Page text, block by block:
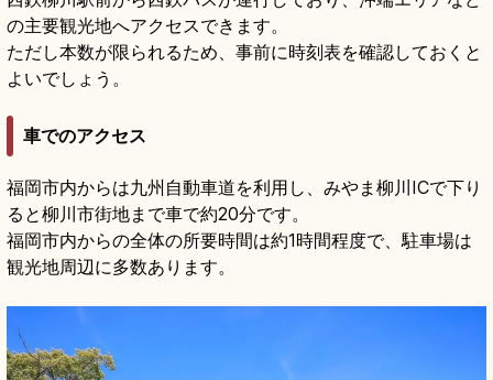
の主要観光地へアクセスできます。
ただし本数が限られるため、事前に時刻表を確認しておくと
よいでしょう。
車でのアクセス
福岡市内からは九州自動車道を利用し、みやま柳川ICで下り
ると柳川市街地まで車で約20分です。
福岡市内からの全体の所要時間は約1時間程度で、駐車場は
観光地周辺に多数あります。